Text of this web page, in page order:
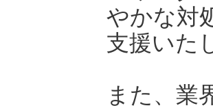
やかな対
支援いた
また、業